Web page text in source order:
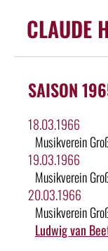
CLAUDE
SAISON
18.03.1966
Musikverein
19.03.1966
Musikverein
20.03.1966
Musikverein
Ludwig van